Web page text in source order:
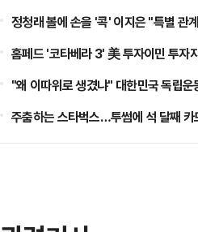
정청래 볼에 손을 '콕' 이지은 "특별 관
홈페드 '코타베라 3' 美 투자이민 투자
"왜 이따위로 생겼냐" 대한민국 독립
주춤하는 스타벅스…투썸에 석 달째 카